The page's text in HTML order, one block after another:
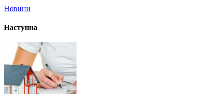
Новини
Наступна